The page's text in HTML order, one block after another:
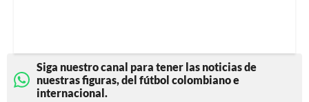
Siga nuestro canal para tener las noticias de
nuestras figuras, del fútbol colombiano e
internacional.